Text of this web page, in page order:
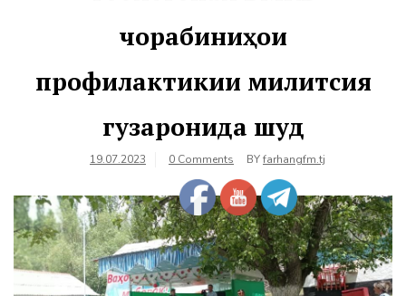
чорабиниҳои
профилактикии милитсия
гузаронида шуд
19.07.2023 0 Comments BYfarhangfm.tj